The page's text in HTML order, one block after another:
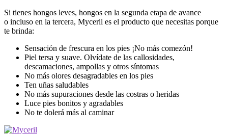
Si tienes hongos leves, hongos en la segunda etapa de avance
o incluso en la tercera, Myceril es el producto que necesitas porque
te brinda:
Sensación de frescura en los pies ¡No más comezón!
Piel tersa y suave. Olvídate de las callosidades,
descamaciones, ampollas y otros síntomas
No más olores desagradables en los pies
Ten uñas saludables
No más supuraciones desde las costras o heridas
Luce pies bonitos y agradables
No te dolerá más al caminar